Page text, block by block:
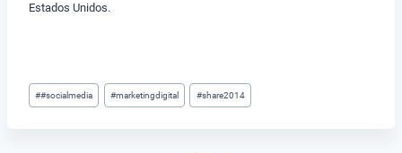
Estados Unidos.
Tags
do
##socialmedia #marketingdigital #share2014